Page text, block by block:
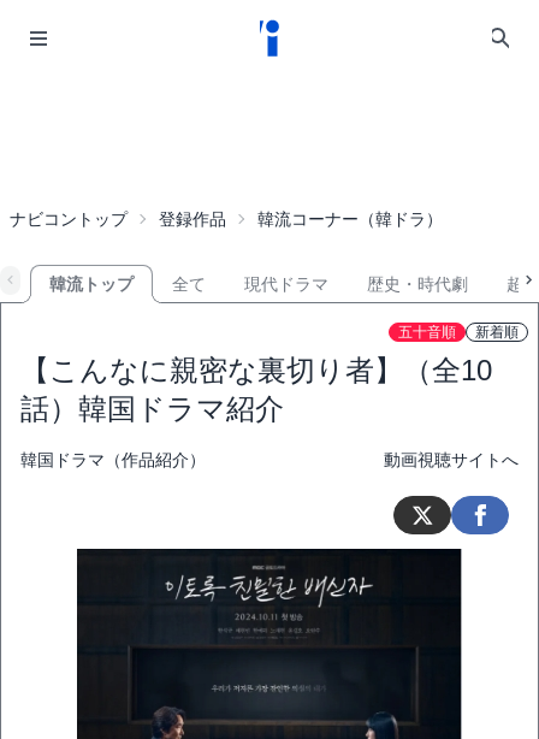
ナビコントップ 登録作品 韓流コーナー（韓ドラ）
韓流トップ 全て 現代ドラマ 歴史・時代劇 超
五十音順 新着順
【こんなに親密な裏切り者】（全10
話）韓国ドラマ紹介
韓国ドラマ（作品紹介） 動画視聴サイトへ